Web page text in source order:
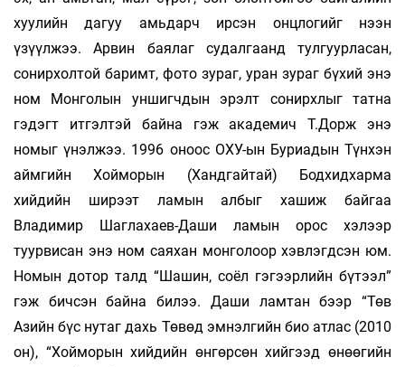
хуулийн дагуу амьдарч ирсэн онцлогийг нээн
үзүүлжээ. Арвин баялаг судалгаанд тулгуурласан,
сонирхолтой баримт, фото зураг, уран зураг бүхий энэ
ном Монголын уншигчдын эрэлт сонирхлыг татна
гэдэгт итгэлтэй байна гэж академич Т.Дорж энэ
номыг үнэлжээ. 1996 оноос ОХУ-ын Буриадын Түнхэн
аймгийн Хойморын (Хандгайтай) Бодхидхарма
хийдийн ширээт ламын албыг хашиж байгаа
Владимир Шаглахаев-Даши ламын орос хэлээр
туурвисан энэ ном саяхан монголоор хэвлэгдсэн юм.
Номын дотор талд “Шашин, соёл гэгээрлийн бүтээл”
гэж бичсэн байна билээ. Даши ламтан бээр “Төв
Азийн бүс нутаг дахь Төвөд эмнэлгийн био атлас (2010
он), “Хойморын хийдийн өнгөрсөн хийгээд өнөөгийн